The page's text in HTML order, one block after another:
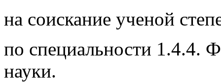
на соискание ученой
по специальности 1.4.4.
науки.